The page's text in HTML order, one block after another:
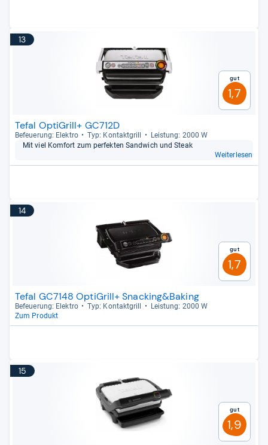
13
Gut
1,7
Tefal OptiGrill+ GC712D
Befeue­rung: Elek­tro Typ: Kon­takt­grill
Leis­tung: 2000 W
Mit viel Kom­fort zum per­fek­ten Sand­wich und Steak
Weiterlesen
14
Gut
1,7
Tefal GC7148 OptiGrill+ Snacking&Baking
Befeue­rung: Elek­tro Typ: Kon­takt­grill
Leis­tung: 2000 W
Zum Produkt
15
Gut
1,9